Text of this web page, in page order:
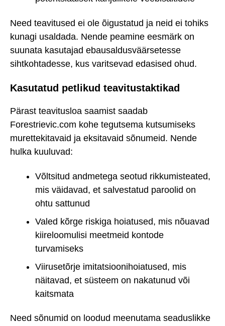
Need teavitused ei ole õigustatud ja neid ei tohiks
kunagi usaldada. Nende peamine eesmärk on
suunata kasutajad ebausaldusväärsetesse
sihtkohtadesse, kus varitsevad edasised ohud.
Kasutatud petlikud teavitustaktikad
Pärast teavitusloa saamist saadab
Forestrievic.com kohe tegutsema kutsumiseks
murettekitavaid ja eksitavaid sõnumeid. Nende
hulka kuuluvad:
Võltsitud andmetega seotud rikkumisteated,
mis väidavad, et salvestatud paroolid on
ohtu sattunud
Valed kõrge riskiga hoiatused, mis nõuavad
kiireloomulisi meetmeid kontode
turvamiseks
Viirusetõrje imitatsioonihoiatused, mis
näitavad, et süsteem on nakatunud või
kaitsmata
Need sõnumid on loodud meenutama seaduslikke